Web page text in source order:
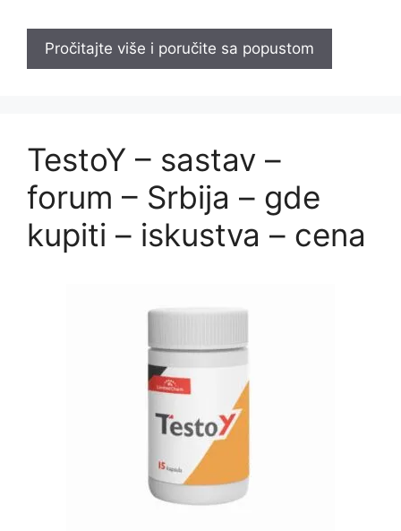
Pročitajte više i poručite sa popustom
TestoY – sastav –
forum – Srbija – gde
kupiti – iskustva – cena